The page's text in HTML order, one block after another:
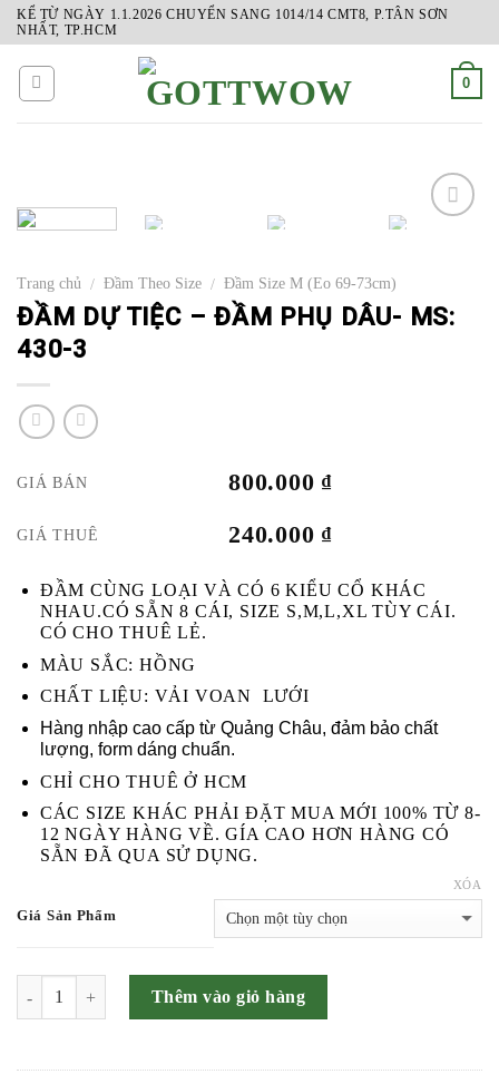
Skip
to
content
KỂ TỪ NGÀY 1.1.2026 CHUYỂN SANG 1014/14 CMT8, P.TÂN SƠN
NHẤT, TP.HCM
0
WISHLIST
Trang chủ / Đầm Theo Size / Đầm Size M (Eo 69-73cm)
ĐẦM DỰ TIỆC – ĐẦM PHỤ DÂU- MS:
430-3
GIÁ BÁN 800.000₫
GIÁ THUÊ 240.000₫
ĐẦM CÙNG LOẠI VÀ CÓ 6 KIỂU CỔ KHÁC
NHAU.CÓ SẴN 8 CÁI, SIZE S,M,L,XL TÙY CÁI.
CÓ CHO THUÊ LẺ.
MÀU SẮC: HỒNG
CHẤT LIỆU: VẢI VOAN LƯỚI
Hàng nhập cao cấp từ Quảng Châu, đảm bảo chất
lượng, form dáng chuẩn.
CHỈ CHO THUÊ Ở HCM
CÁC SIZE KHÁC PHẢI ĐẶT MUA MỚI 100% TỪ 8-
12 NGÀY HÀNG VỀ. GÍA CAO HƠN HÀNG CÓ
SẴN ĐÃ QUA SỬ DỤNG.
Giá Sản Phẩm
XÓA
Thêm vào giỏ hàng